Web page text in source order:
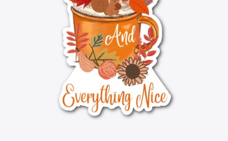
Verkoop overal
Verkoop alles
Classic Crew Neck T-Shirt
US$ 17,00
Mug
US$ 12,00